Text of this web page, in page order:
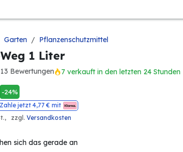
Garten Pflanzenschutzmittel
1 Liter
13 Bewertungen 7 verkauft in den letzten 24 Stunden
-24%
Zahle jetzt 4,77€ mit
zzgl. Versandkosten
sich das gerade an